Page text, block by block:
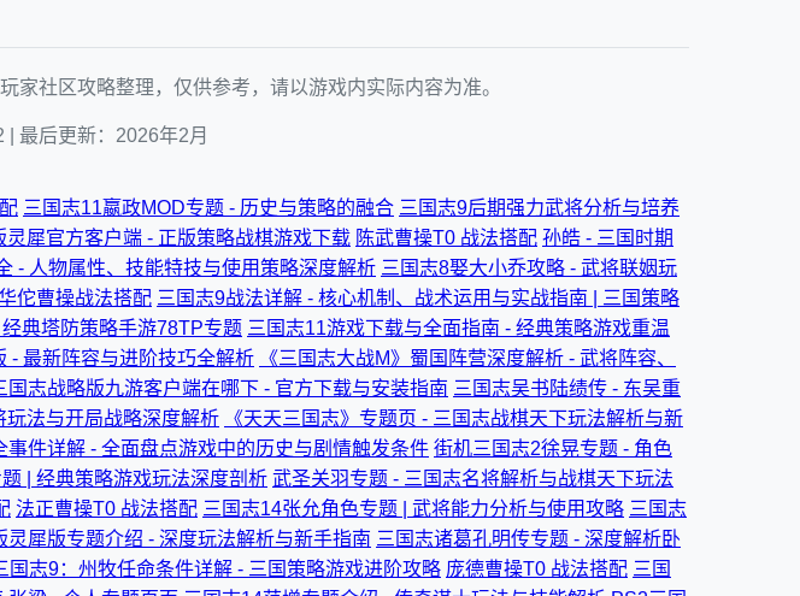
社区攻略整理，仅供参考，请以游戏内实际内容为准。
最后更新：2026年2月
三国志11嬴政MOD专题 - 历史与策略的融合 三国志9后期强力武将分析与培养
灵犀官方客户端 - 正版策略战棋游戏下载 陈武曹操T0 战法搭配 孙皓 - 三国时期
- 人物属性、技能特技与使用策略深度解析 三国志8娶大小乔攻略 - 武将联姻玩
佗曹操战法搭配 三国志9战法详解 - 核心机制、战术运用与实战指南 | 三国策略
典塔防策略手游78TP专题 三国志11游戏下载与全面指南 - 经典策略游戏重温
- 最新阵容与进阶技巧全解析
《三国志大战M》蜀国阵营深度解析 - 武将阵容、
国志战略版九游客户端在哪下 - 官方下载与安装指南 三国志吴书陆绩传 - 东吴重
玩法与开局战略深度解析
《天天三国志》专题页 - 三国志战棋天下玩法解析与新
事件详解 - 全面盘点游戏中的历史与剧情触发条件 街机三国志2徐晃专题 - 角色
| 经典策略游戏玩法深度剖析 武圣关羽专题 - 三国志名将解析与战棋天下玩法
法正曹操T0 战法搭配 三国志14张允角色专题 | 武将能力分析与使用攻略 三国志
灵犀版专题介绍 - 深度玩法解析与新手指南 三国志诸葛孔明传专题 - 深度解析卧
国志9：州牧任命条件详解 - 三国策略游戏进阶攻略 庞德曹操T0 战法搭配 三国